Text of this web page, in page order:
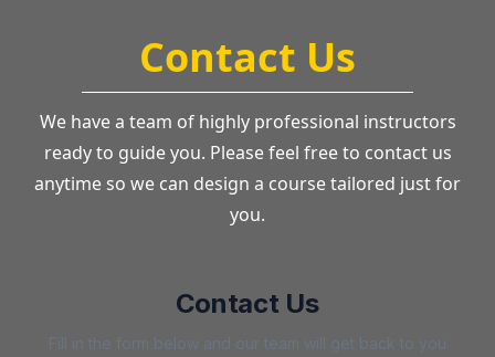
Contact Us
We have a team of highly professional instructors
ready to guide you. Please feel free to contact us
anytime so we can design a course tailored just for
you.